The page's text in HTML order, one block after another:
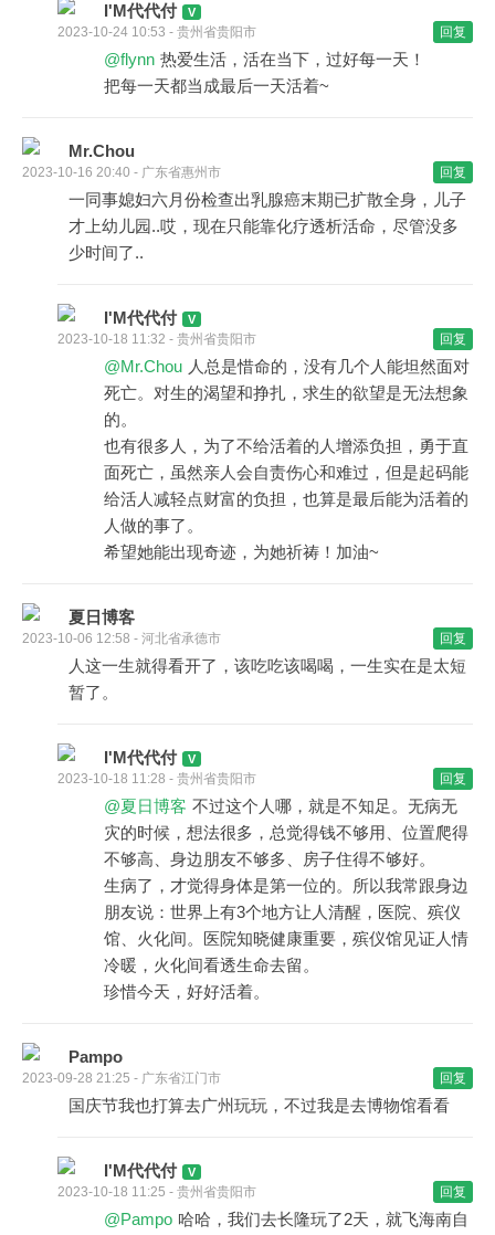
I'M代代付
2023-10-24 10:53 - 贵州省贵阳市 回复
@flynn 热爱生活，活在当下，过好每一天！
把每一天都当成最后一天活着~
Mr.Chou
2023-10-16 20:40 - 广东省惠州市 回复
一同事媳妇六月份检查出乳腺癌末期已扩散全身，儿子
才上幼儿园..哎，现在只能靠化疗透析活命，尽管没多
少时间了..
I'M代代付
2023-10-18 11:32 - 贵州省贵阳市 回复
@Mr.Chou 人总是惜命的，没有几个人能坦然面对
死亡。对生的渴望和挣扎，求生的欲望是无法想象
的。
也有很多人，为了不给活着的人增添负担，勇于直
面死亡，虽然亲人会自责伤心和难过，但是起码能
给活人减轻点财富的负担，也算是最后能为活着的
人做的事了。
希望她能出现奇迹，为她祈祷！加油~
夏日博客
2023-10-06 12:58 - 河北省承德市 回复
人这一生就得看开了，该吃吃该喝喝，一生实在是太短
暂了。
I'M代代付
2023-10-18 11:28 - 贵州省贵阳市 回复
@夏日博客 不过这个人哪，就是不知足。无病无
灾的时候，想法很多，总觉得钱不够用、位置爬得
不够高、身边朋友不够多、房子住得不够好。
生病了，才觉得身体是第一位的。所以我常跟身边
朋友说：世界上有3个地方让人清醒，医院、殡仪
馆、火化间。医院知晓健康重要，殡仪馆见证人情
冷暖，火化间看透生命去留。
珍惜今天，好好活着。
Pampo
2023-09-28 21:25 - 广东省江门市 回复
国庆节我也打算去广州玩玩，不过我是去博物馆看看
I'M代代付
2023-10-18 11:25 - 贵州省贵阳市 回复
@Pampo 哈哈，我们去长隆玩了2天，就飞海南自